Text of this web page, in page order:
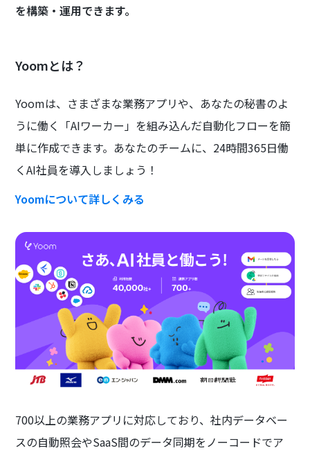
を構築・運用できます。
Yoomとは？
Yoomは、さまざまな業務アプリや、あなたの秘書のよ
うに働く「AIワーカー」を組み込んだ自動化フローを簡
単に作成できます。あなたのチームに、24時間365日働
くAI社員を導入しましょう！
Yoomについて詳しくみる
700以上の業務アプリに対応しており、社内データベー
スの自動照会やSaaS間のデータ同期をノーコードでア